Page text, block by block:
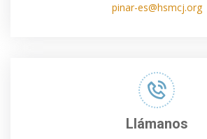
pinar-es@hsmcj.org
Llámanos